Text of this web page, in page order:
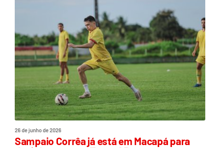
26 de junho de 2026
Sampaio Corrêa já está em Macapá para